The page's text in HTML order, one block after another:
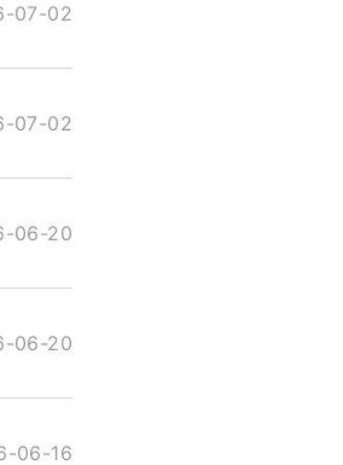
07-02
07-02
06-20
06-20
06-16